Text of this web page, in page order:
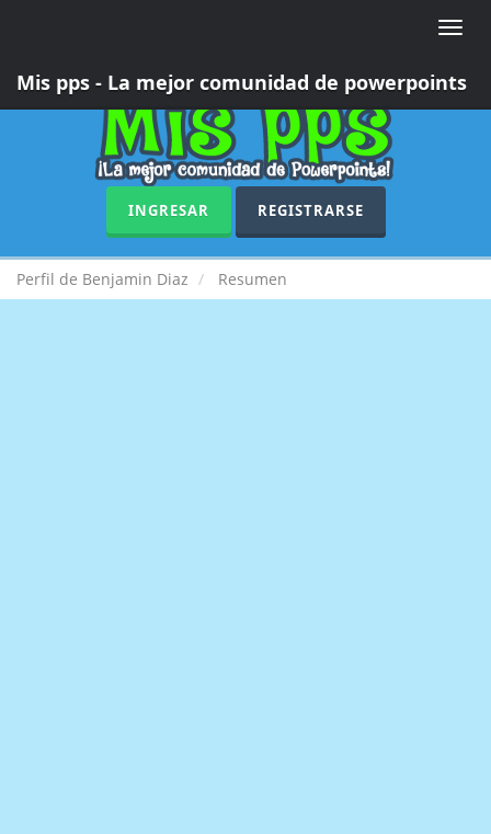
Toggle
Mis pps - La mejor comunidad de powerpoints
INGRESAR REGISTRARSE
Perfil de Benjamin Diaz Resumen